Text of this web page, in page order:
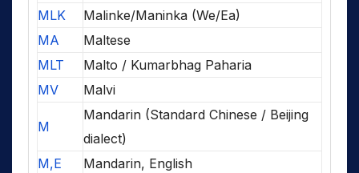
MLK
Malinke/Maninka (We/Ea)
MA
Maltese
MLT
Malto / Kumarbhag Paharia
MV
Malvi
M
Mandarin (Standard Chinese / Beijing
dialect)
M,E
Mandarin, English